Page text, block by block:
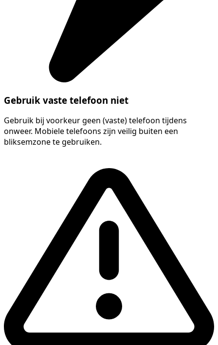
Gebruik vaste telefoon niet
Gebruik bij voorkeur geen (vaste) telefoon tijdens
onweer. Mobiele telefoons zijn veilig buiten een
bliksemzone te gebruiken.